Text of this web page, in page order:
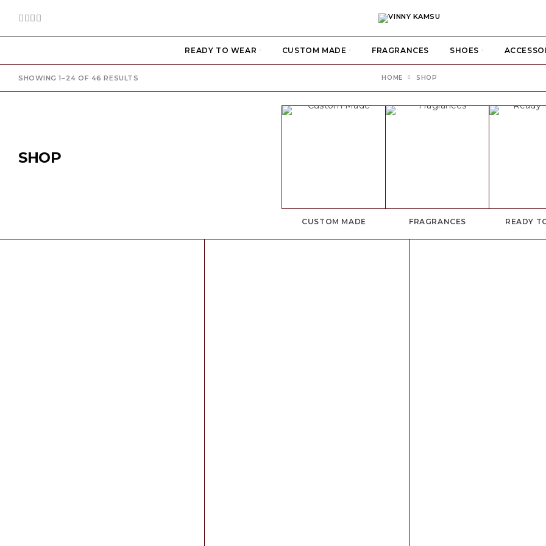
READY TO WEAR CUSTOM MADE FRAGRANCES SHOES
SHOWING 1–24 OF 46 RESULTS HOME SHOP
SHOP
CUSTOM MADE FRAGRANCES READY